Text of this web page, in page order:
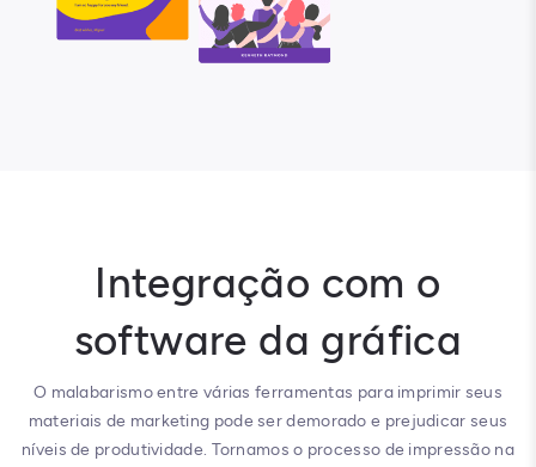
Integração com o
software da gráfica
O malabarismo entre várias ferramentas para imprimir seus
materiais de marketing pode ser demorado e prejudicar seus
níveis de produtividade. Tornamos o processo de impressão na